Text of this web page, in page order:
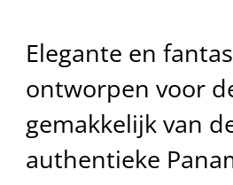
Elegante en
ontworpen voor
gemakkelijk van
authentieke